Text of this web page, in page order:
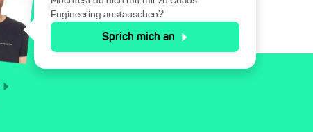
Engineering austauschen?
Sprich mich an